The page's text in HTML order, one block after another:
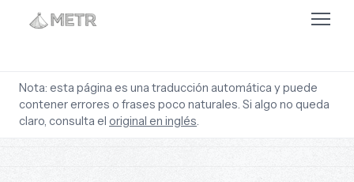
Español
中文
Nota: esta página es una traducción automática y puede
contener errores o frases poco naturales. Si algo no queda
claro, consulta el original en inglés.